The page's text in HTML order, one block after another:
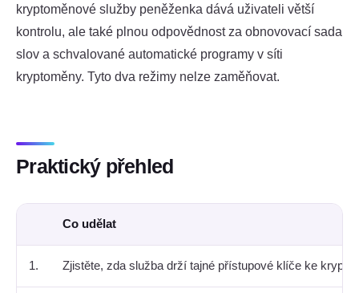
kryptoměnové služby peněženka dává uživateli větší
kontrolu, ale také plnou odpovědnost za obnovovací sada
slov a schvalované automatické programy v síti
kryptoměny. Tyto dva režimy nelze zaměňovat.
Praktický přehled
Co udělat
1. Zjistěte, zda služba drží tajné přístupové klíče ke